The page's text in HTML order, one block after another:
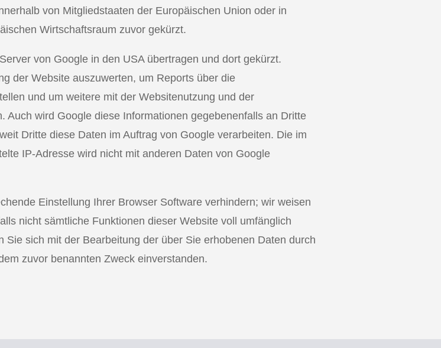
von Mitgliedstaaten der Europäischen Union oder in
Wirtschaftsraum zuvor gekürzt.
von Google in den USA übertragen und dort gekürzt.
der Website auszuwerten, um Reports über die
und um weitere mit der Websitenutzung und der
wird Google diese Informationen gegebenenfalls an Dritte
Dritte diese Daten im Auftrag von Google verarbeiten. Die im
IP-Adresse wird nicht mit anderen Daten von Google
Einstellung Ihrer Browser Software verhindern; wir weisen
nicht sämtliche Funktionen dieser Website voll umfänglich
sich mit der Bearbeitung der über Sie erhobenen Daten durch
zuvor benannten Zweck einverstanden.